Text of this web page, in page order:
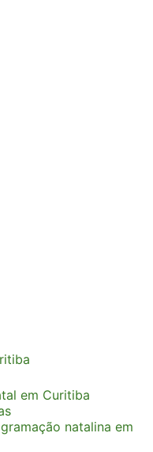
em Curitiba
natalina em